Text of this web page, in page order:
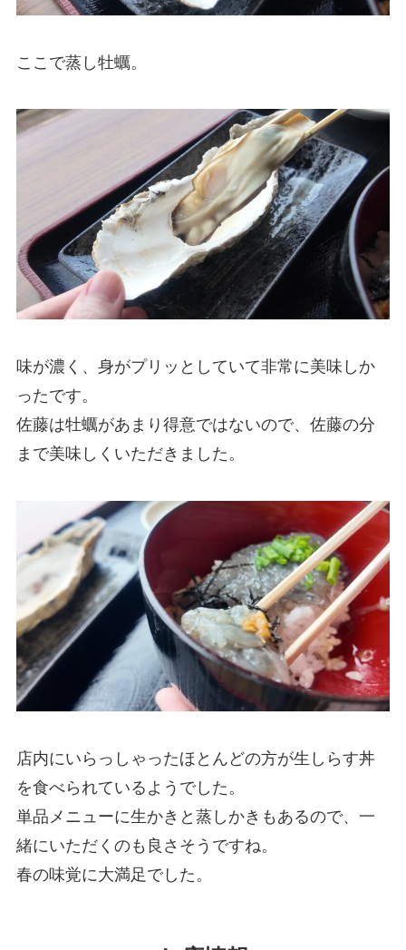
ここで蒸し牡蠣。
味が濃く、身がプリッとしていて非常に美味しか
ったです。
佐藤は牡蠣があまり得意ではないので、佐藤の分
まで美味しくいただきました。
店内にいらっしゃったほとんどの方が生しらす丼
を食べられているようでした。
単品メニューに生かきと蒸しかきもあるので、一
緒にいただくのも良さそうですね。
春の味覚に大満足でした。